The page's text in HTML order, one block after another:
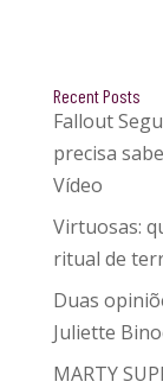
Recent Posts
Fallout
precisa
Vídeo
Virtuosas:
ritual de
Duas
Juliette
MARTY